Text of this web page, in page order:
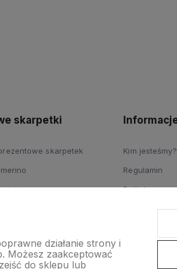
skarpetki
skarpetek
Kim jesteśmy?
Regulamin
Polityka
działanie strony i
Możesz zaakceptować
do sklepu lub